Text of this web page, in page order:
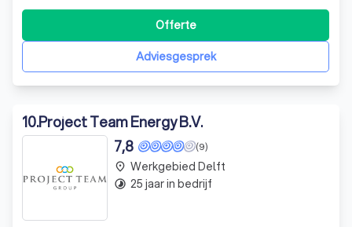
B.V., Zonnemarkt B.V. en Enco V.O.F. Wij zijn uw eerste
aanspreekpunt voor de levering en installatie van onze
hoogwaardige producten. Onze focus ligt op het leveren
van uitstekende service en kwalitei
Adviesgesprek
Offerte
10.Project Team Energy B.V.
(9)
7,8
place Werkgebied Delft
timelapse 25 jaar in bedrijf